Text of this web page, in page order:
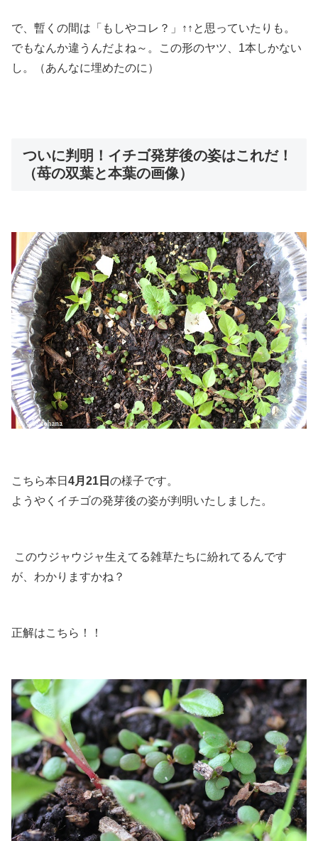
で、暫くの間は「もしやコレ？」↑↑と思っていたりも。
でもなんか違うんだよね～。この形のヤツ、1本しかない
し。（あんなに埋めたのに）
ついに判明！イチゴ発芽後の姿はこれだ！
（苺の双葉と本葉の画像）
こちら本日 4月21日 の様子です。
ようやくイチゴの発芽後の姿が判明いたしました。
このウジャウジャ生えてる雑草たちに紛れてるんです
が、わかりますかね？
正解はこちら！！